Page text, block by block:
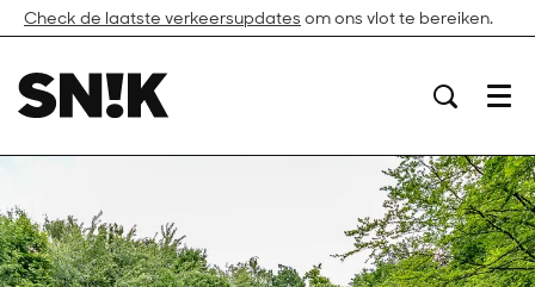
Check de laatste verkeersupdates om ons vlot te bereiken.
Menu